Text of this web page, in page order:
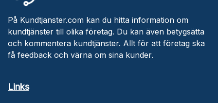
På Kundtjanster.com kan du hitta information om
kundtjänster till olika företag. Du kan även betygsätta
och kommentera kundtjänster. Allt för att företag ska
få feedback och värna om sina kunder.
Links